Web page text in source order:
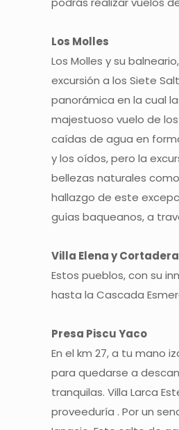
Los Molles
Los Molles y su
excursión a los Siete
panorámica en la cual
majestuoso vuelo de
caídas de agua en
y los oídos, pero la
bellezas naturales
hallazgo de este
guías baqueanos, a
Villa Elena y
Estos pueblos, con su
hasta la Cascada
Presa Piscu Yaco
En el km 27, a tu mano
para quedarse a
tranquilas. Villa Larca
proveeduría . Por un